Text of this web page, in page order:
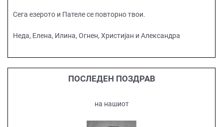
Сега езерото и Пателе се повторно твои.
Неда, Елена, Илина, Огнен, Христијан и Александра
ПОСЛЕДЕН ПОЗДРАВ
на нашиот